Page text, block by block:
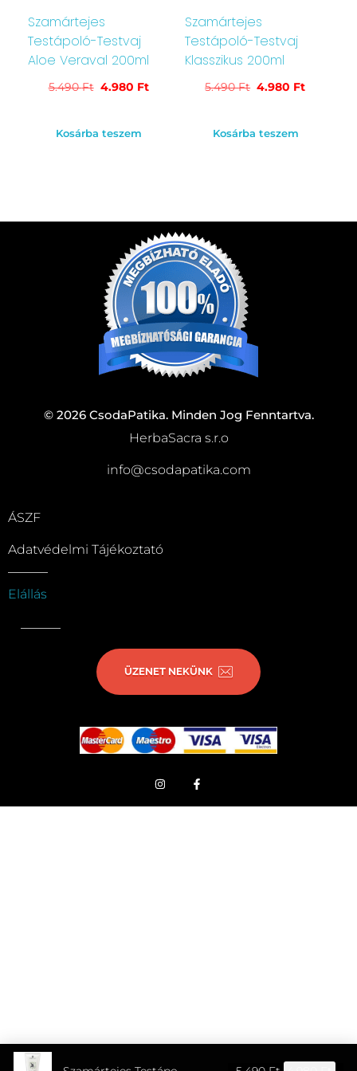
Szamártejes
Testápoló-Testvaj
Aloe Veraval 200ml
5.490Ft 4.980 Ft
Kosárba teszem
Szamártejes
Testápoló-Testvaj
Klasszikus 200ml
5.490Ft 4.980 Ft
Kosárba teszem
© 2026 CsodaPatika. Minden Jog Fenntartva.
HerbaSacra s.r.o
info@csodapatika.com
ÁSZF
Adatvédelmi Tájékoztató
Elállás
ÜZENET NEKÜNK